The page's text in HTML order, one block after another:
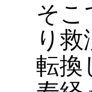
そこ
り
転換